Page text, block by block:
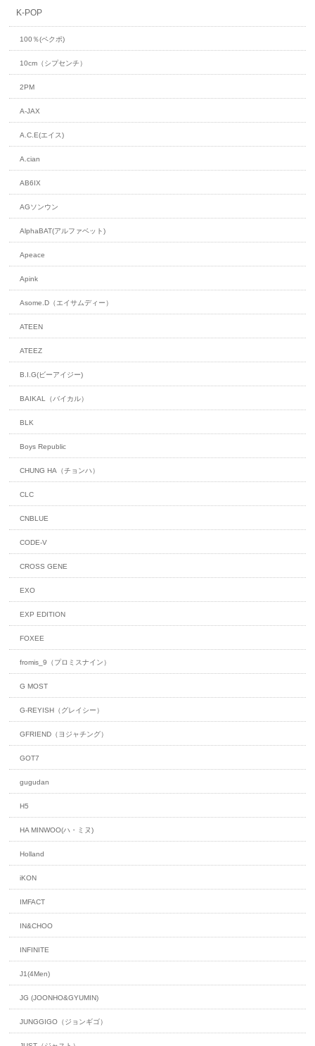
K-POP
100％(ペクポ)
10cm（シプセンチ）
2PM
A-JAX
A.C.E(エイス)
A.cian
AB6IX
AGソンウン
AlphaBAT(アルファベット)
Apeace
Apink
Asome.D（エイサムディー）
ATEEN
ATEEZ
B.I.G(ビーアイジー)
BAIKAL（バイカル）
BLK
Boys Republic
CHUNG HA（チョンハ）
CLC
CNBLUE
CODE-V
CROSS GENE
EXO
EXP EDITION
FOXEE
fromis_9（プロミスナイン）
G MOST
G-REYISH（グレイシー）
GFRIEND（ヨジャチング）
GOT7
gugudan
H5
HA MINWOO(ハ・ミヌ)
Holland
iKON
IMFACT
IN&CHOO
INFINITE
J1(4Men)
JG (JOONHO&GYUMIN)
JUNGGIGO（ジョンギゴ）